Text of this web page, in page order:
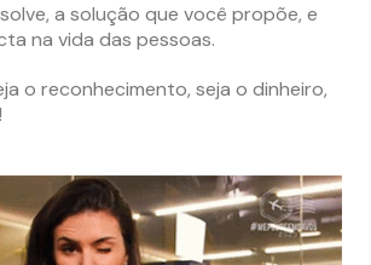
a solução que você propõe, e
na vida das pessoas.
o reconhecimento, seja o dinheiro,